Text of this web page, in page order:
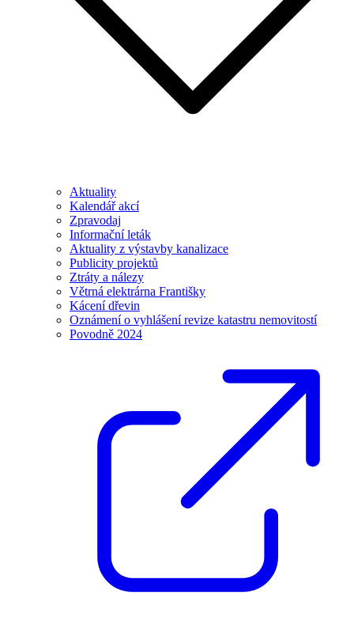
Aktuality
Kalendář akcí
Zpravodaj
Informační leták
Aktuality z výstavby kanalizace
Publicity projektů
Ztráty a nálezy
Větrná elektrárna Františky
Kácení dřevin
Oznámení o vyhlášení revize katastru nemovitostí
Povodně 2024